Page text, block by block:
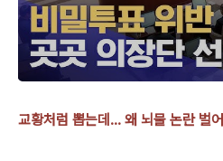
교황처럼 뽑는데... 왜 뇌물 논란 벌